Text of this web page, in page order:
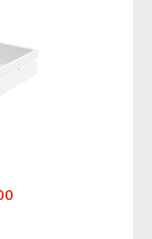
60
mm (B x T x
x 390 mm (B
eloxiert-
(6502B nach